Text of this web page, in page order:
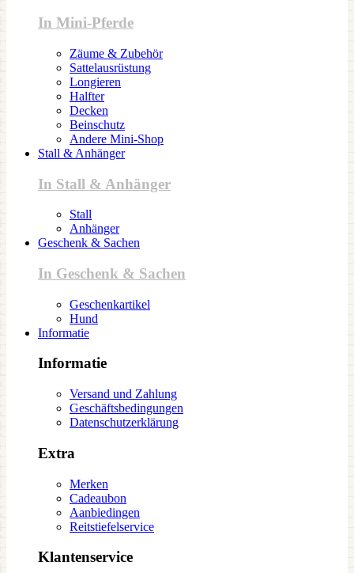
In Mini-Pferde
Zäume & Zubehör
Sattelausrüstung
Longieren
Halfter
Decken
Beinschutz
Andere Mini-Shop
Stall & Anhänger
In Stall & Anhänger
Stall
Anhänger
Geschenk & Sachen
In Geschenk & Sachen
Geschenkartikel
Hund
Informatie
Informatie
Versand und Zahlung
Geschäftsbedingungen
Datenschutzerklärung
Extra
Merken
Cadeaubon
Aanbiedingen
Reitstiefelservice
Klantenservice